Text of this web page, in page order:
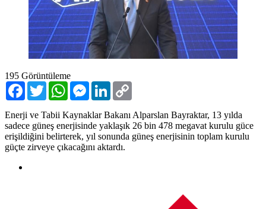
195 Görüntüleme
Facebook
TwitterWhatsAppMessenger
LinkedIn
Enerji ve Tabii Kaynaklar Bakanı Alparslan Bayraktar, 13 yılda
sadece güneş enerjisinde yaklaşık 26 bin 478 megavat kurulu güce
erişildiğini belirterek, yıl sonunda güneş enerjisinin toplam kurulu
güçte zirveye çıkacağını aktardı.